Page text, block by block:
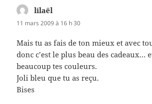
lilaël
11 mars 2009 à 16 h 30
Mais tu as fais de ton mieux et avec
donc c’est le plus beau des cadeaux…
beaucoup tes couleurs.
Joli bleu que tu as reçu.
Bises